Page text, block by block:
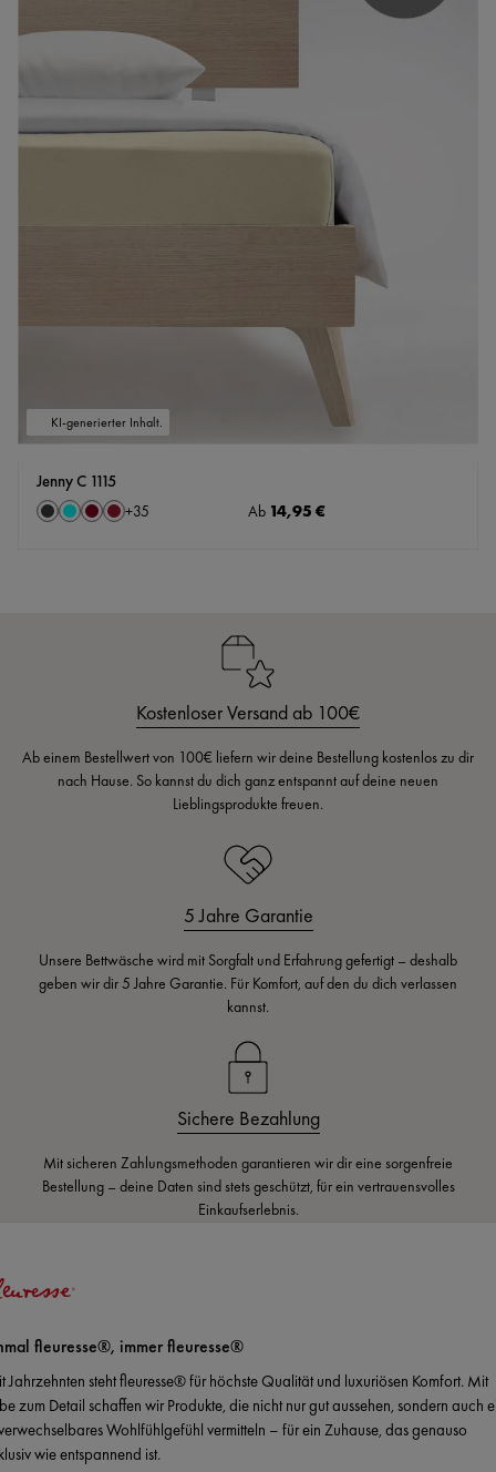
KI-generierter Inhalt.
Jenny C 1115
Farbeauswählen
Anthrazit
AquaBordeaux
Cassis
+35 Regulärer Preis:
Ab 14,95 €
Kostenloser Versand ab 100€
Ab einem Bestellwert von 100€ liefern wir deine Bestellung kostenlos zu dir
nach Hause. So kannst du dich ganz entspannt auf deine neuen
Lieblingsprodukte freuen.
5 Jahre Garantie
Unsere Bettwäsche wird mit Sorgfalt und Erfahrung gefertigt – deshalb
geben wir dir 5 Jahre Garantie. Für Komfort, auf den du dich verlassen
kannst.
Sichere Bezahlung
Mit sicheren Zahlungsmethoden garantieren wir dir eine sorgenfreie
Bestellung – deine Daten sind stets geschützt, für ein vertrauensvolles
Einkaufserlebnis.
fleuresse®, immer fleuresse®
Jahrzehnten steht fleuresse® für höchste Qualität und luxuriösen Komfort. Mit
zum Detail schaffen wir Produkte, die nicht nur gut aussehen, sondern auch
Wohlfühlgefühl vermitteln – für ein Zuhause, das genauso
wie entspannend ist.